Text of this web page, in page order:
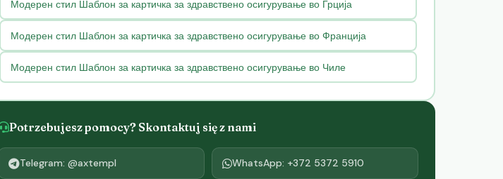
Модерен стил Шаблон за картичка за здравствено осигурување во Грција
Модерен стил Шаблон за картичка за здравствено осигурување во Франција
Модерен стил Шаблон за картичка за здравствено осигурување во Чиле
Potrzebujesz pomocy? Skontaktuj się z nami
Telegram: @axtempl WhatsApp: +372 5372 5910